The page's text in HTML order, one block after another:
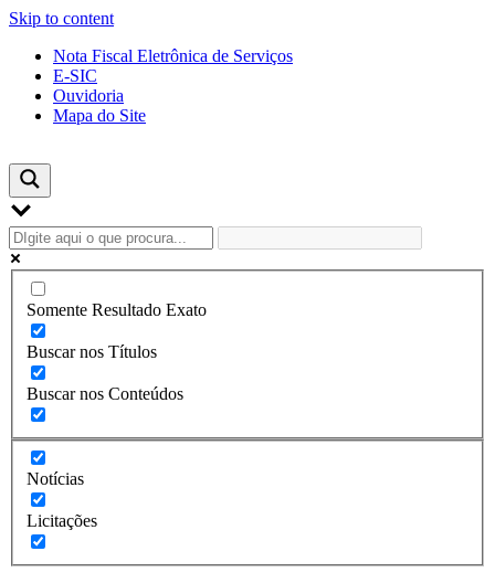
Skip to content
Nota Fiscal Eletrônica de Serviços
E-SIC
Ouvidoria
Mapa do Site
Somente Resultado Exato
Buscar nos Títulos
Buscar nos Conteúdos
Notícias
Licitações